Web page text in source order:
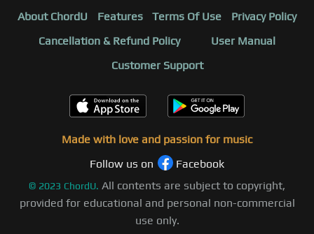
About ChordU Features Terms Of Use
Privacy Policy
Cancellation & Refund Policy
User Manual
Customer Support
Made with love and passion for music
Follow us on
Facebook
© 2023 ChordU. All contents are subject to copyright,
provided for educational and personal non-commercial
use only.